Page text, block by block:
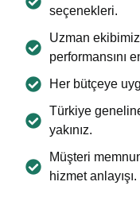
seçenekleri.
Uzman ekibimiz
performansını
Her bütçeye
Türkiye
yakınız.
Müşteri
hizmet anlayışı.